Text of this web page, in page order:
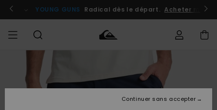
l'information
le
Se connecter / s'inscrire
YOUNG GUNS Radical dès le départ. Acheter
HOMME
Homme
Homme
commande
Continuer sans accepter